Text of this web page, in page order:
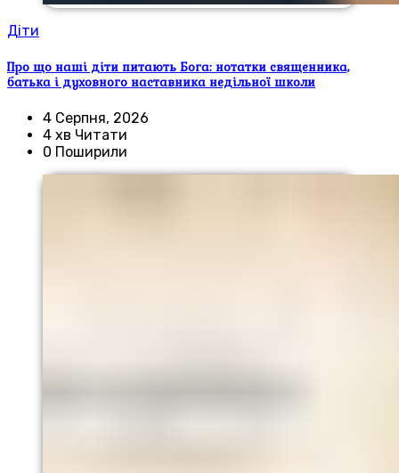
Діти
Про що наші діти питають Бога: нотатки священника,
батька і духовного наставника недільної школи
4 Серпня, 2026
4 хв Читати
0 Поширили